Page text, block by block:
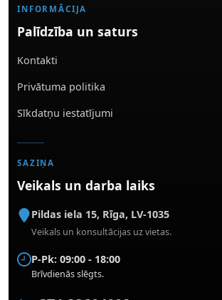
INFORMĀCIJA
Palīdzība un saturs
Kontakti
Privātuma politika
Sīkdatņu iestatījumi
SAZIŅA
Veikals un darba laiks
Pildas iela 15, Rīga, LV-1035
Veikals un konsultācijas uz vietas.
P-Pk: 09:00 - 18:00
Brīvdienās slēgts.